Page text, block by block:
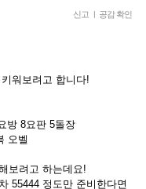
신고 | 공감 확인
워보려고 합니다!
방 8요판 5돌장
오벨
보려고 하는데요!
55444 정도만 준비한다면